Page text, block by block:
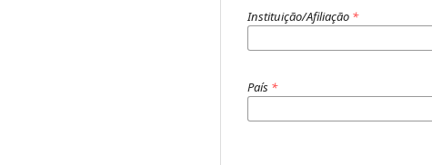
Instituição/Afiliação *
País *